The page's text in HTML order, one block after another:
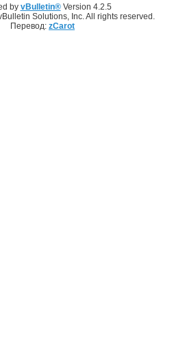
by vBulletin®Version 4.2.5
Solutions, Inc. All rights reserved.
Перевод: zCarot